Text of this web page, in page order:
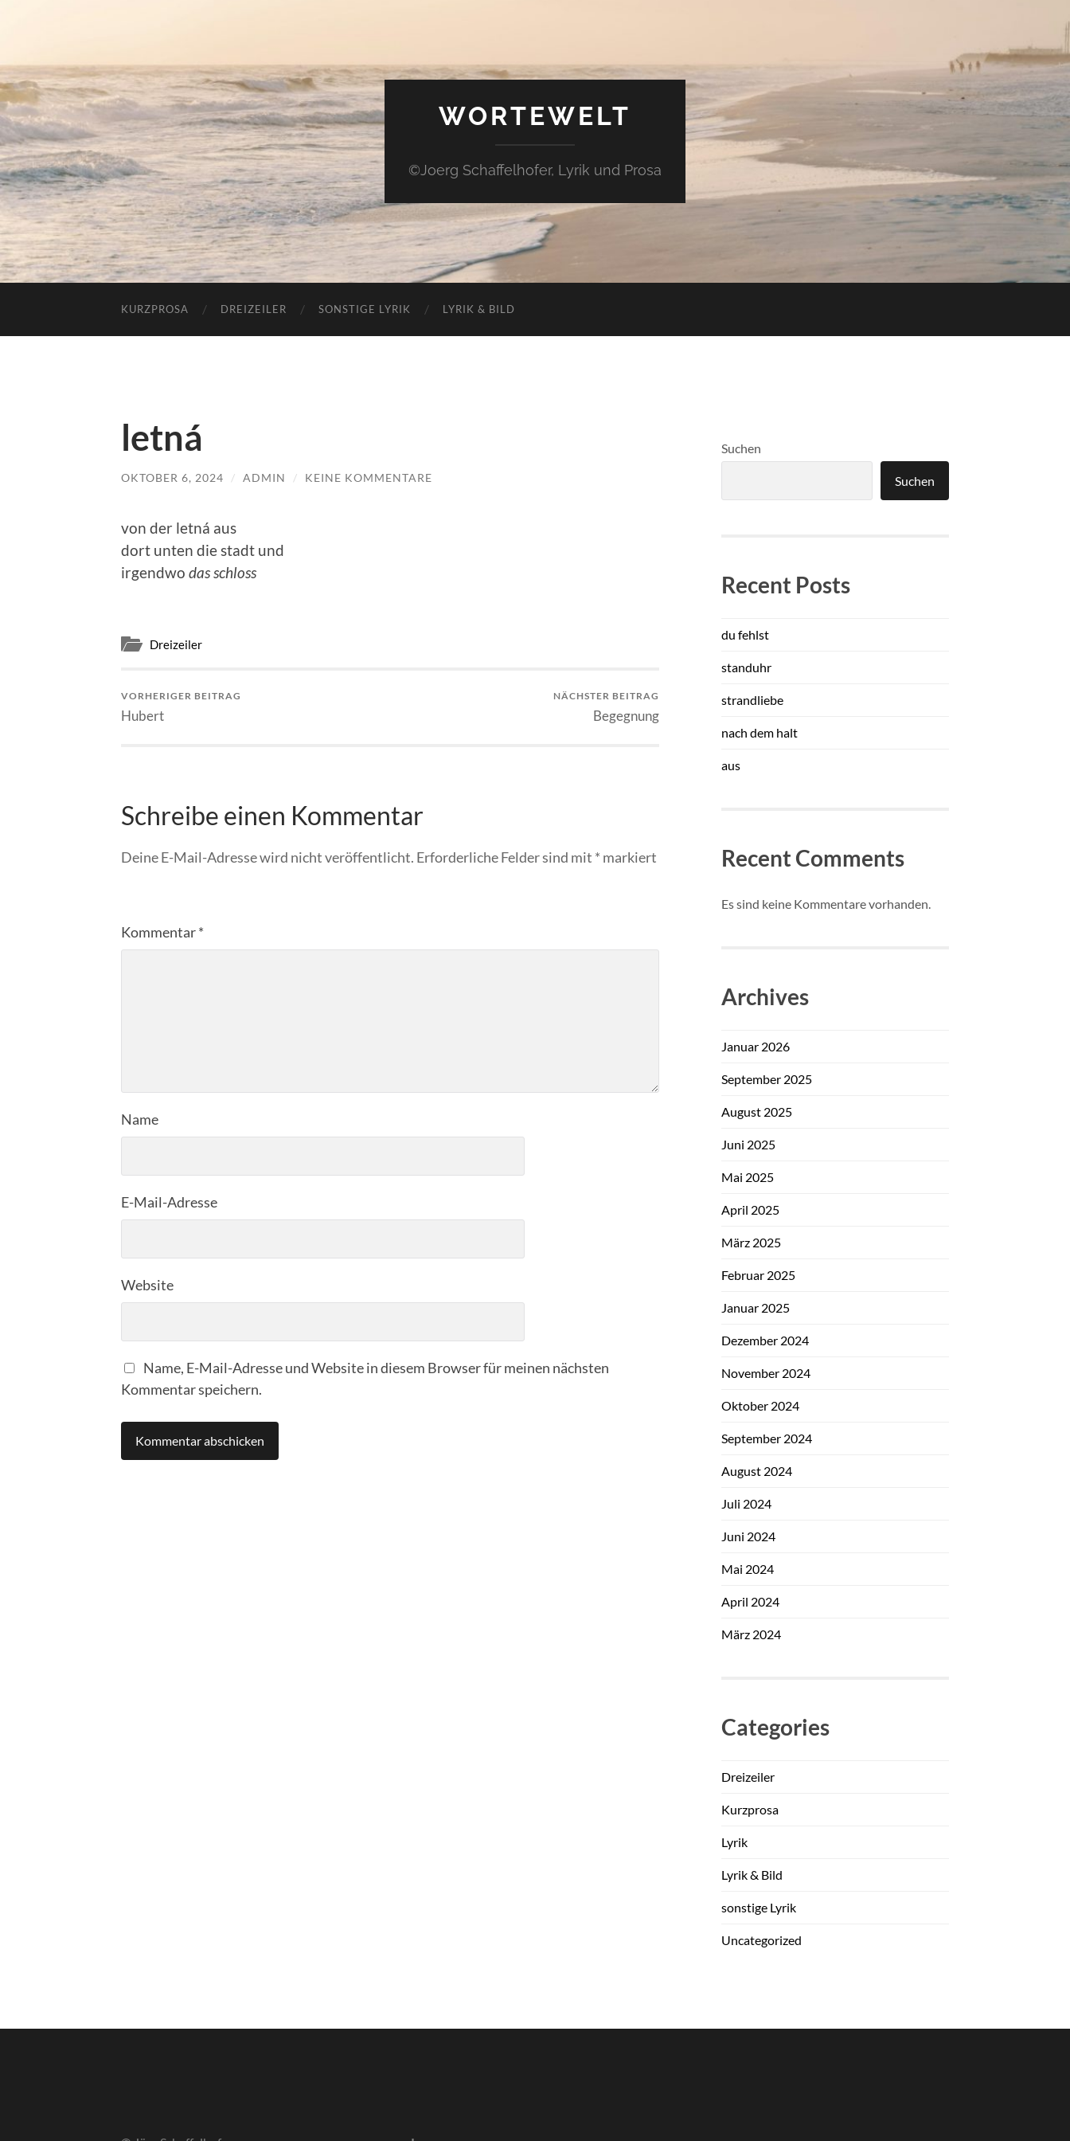
WORTEWELT
©Joerg Schaffelhofer, Lyrik und Prosa
KURZPROSA DREIZEILER SONSTIGE LYRIK LYRIK & BILD
letná
OKTOBER 6, 2024 / ADMIN / KEINE KOMMENTARE
von der letná aus
dort unten die stadt und
irgendwo das schloss
Dreizeiler
VORHERIGER BEITRAG
Hubert
NÄCHSTER BEITRAG
Begegnung
Schreibe einen Kommentar
Deine E-Mail-Adresse wird nicht veröffentlicht. Erforderliche Felder sind mit * markiert
Kommentar*
Name
E-Mail-Adresse
Website
Name, E-Mail-Adresse und Website in diesem Browser für meinen nächsten
Kommentar speichern.
Suchen
Suchen
Recent Posts
du fehlst
standuhr
strandliebe
nach dem halt
aus
Recent Comments
Es sind keine Kommentare vorhanden.
Archives
Januar 2026
September 2025
August 2025
Juni 2025
Mai 2025
April 2025
März 2025
Februar 2025
Januar 2025
Dezember 2024
November 2024
Oktober 2024
September 2024
August 2024
Juli 2024
Juni 2024
Mai 2024
April 2024
März 2024
Categories
Dreizeiler
Kurzprosa
Lyrik
Lyrik & Bild
sonstige Lyrik
Uncategorized